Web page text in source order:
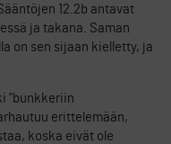
12.2b antavat
ja takana. Saman
on sen sijaan kielletty, ja
”bunkkeriin
erittelemään,
koska eivät ole